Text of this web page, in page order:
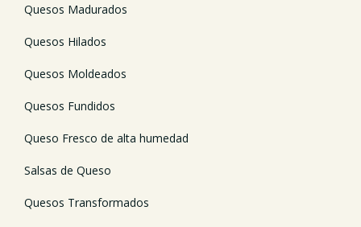
Quesos Madurados
Quesos Hilados
Quesos Moldeados
Quesos Fundidos
Queso Fresco de alta humedad
Salsas de Queso
Quesos Transformados